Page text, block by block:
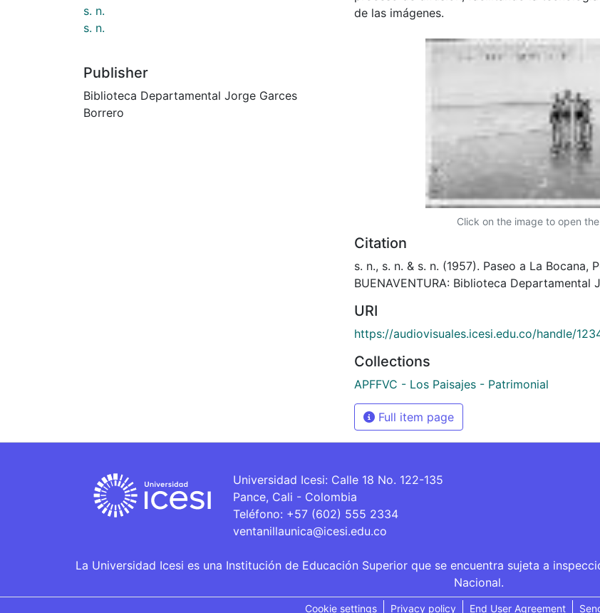
s. n.
s. n.
Publisher
Biblioteca Departamental Jorge Garces
Borrero
de las imágenes.
Click on the image to open
Citation
s. n., s. n. & s. n. (1957). Paseo a La Bocana,
BUENAVENTURA: Biblioteca Departamental
URI
https://audiovisuales.icesi.edu.co/handle/
Collections
APFFVC - Los Paisajes - Patrimonial
Full item page
Universidad Icesi: Calle 18 No. 122-135
Pance, Cali - Colombia
Teléfono: +57 (602) 555 2334
ventanillaunica@icesi.edu.co
La Universidad Icesi es una Institución de Educación Superior que se encuentra sujeta a
Nacional.
Cookie settings Privacy policy End User Agreement